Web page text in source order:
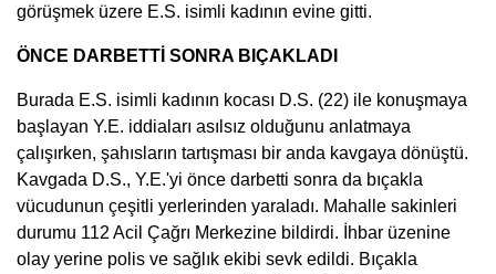
görüşmek üzere E.S. isimli kadının evine gitti.
ÖNCE DARBETTİ SONRA BIÇAKLADI
Burada E.S. isimli kadının kocası D.S. (22) ile konuşmaya
başlayan Y.E. iddiaları asılsız olduğunu anlatmaya
çalışırken, şahısların tartışması bir anda kavgaya dönüştü.
Kavgada D.S., Y.E.'yi önce darbetti sonra da bıçakla
vücudunun çeşitli yerlerinden yaraladı. Mahalle sakinleri
durumu 112 Acil Çağrı Merkezine bildirdi. İhbar üzenine
olay yerine polis ve sağlık ekibi sevk edildi. Bıçakla